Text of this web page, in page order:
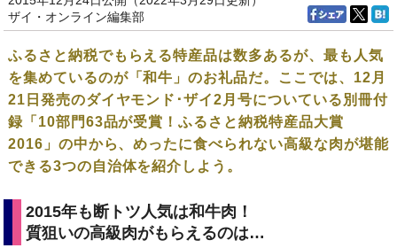
ザイ・オンライン編集部
ふるさと納税でもらえる特産品は数多あるが、最も人気
を集めているのが「和牛」のお礼品だ。ここでは、12月
21日発売のダイヤモンド･ザイ2月号についている別冊付
録「10部門63品が受賞！ふるさと納税特産品大賞
2016」の中から、めったに食べられない高級な肉が堪能
できる3つの自治体を紹介しよう。
2015年も断トツ人気は和牛肉！
質狙いの高級肉がもらえるのは…